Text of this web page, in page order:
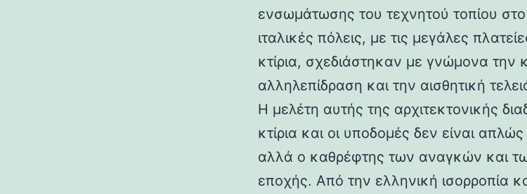
ενσωμάτωσης του τεχνητού τοπίου
ιταλικές πόλεις, με τις μεγάλες
κτίρια, σχεδιάστηκαν με γνώμονα την
αλληλεπίδραση και την αισθητική
Η μελέτη αυτής της αρχιτεκτονικής
κτίρια και οι υποδομές δεν είναι
αλλά ο καθρέφτης των αναγκών και
εποχής. Από την ελληνική ισορροπία